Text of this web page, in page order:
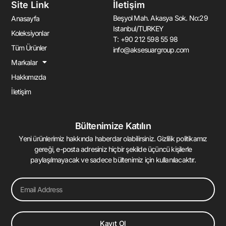
u
b
e
d
i
n
-
i
Site Link
Anasayfa
Koleksiyonlar
Tüm Ürünler
Markalar
Hakkımızda
İletişim
İletişim
Beşyol Mah. Akasya Sok. No:29
Istanbul/TURKEY
T: +90 212 598 55 98
info@aksesuargroup.com
Bültenimize Katılın
Yeni ürünlerimiz hakkında haberdar olabilirsiniz. Gizlilik politikamız
gereği, e-posta adresiniz hiçbir şekilde üçüncü kişilerle
paylaşılmayacak ve sadece bültenimiz için kullanılacaktır.
Email
Kayıt Ol